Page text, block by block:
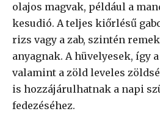
olajos magvak, például a
kesudió. A teljes kiőrlésű
rizs vagy a zab, szintén
anyagnak. A hüvelyesek, így a
valamint a zöld leveles
is hozzájárulhatnak a napi
fedezéséhez.